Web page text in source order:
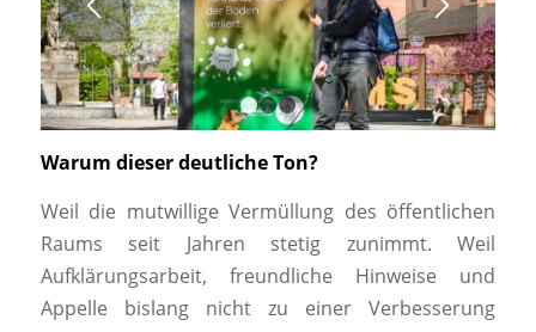
1 2 3
Warum dieser deutliche Ton?
Weil die mutwillige Vermüllung des öffentlichen
Raums seit Jahren stetig zunimmt. Weil
Aufklärungsarbeit, freundliche Hinweise und
Appelle bislang nicht zu einer Verbesserung